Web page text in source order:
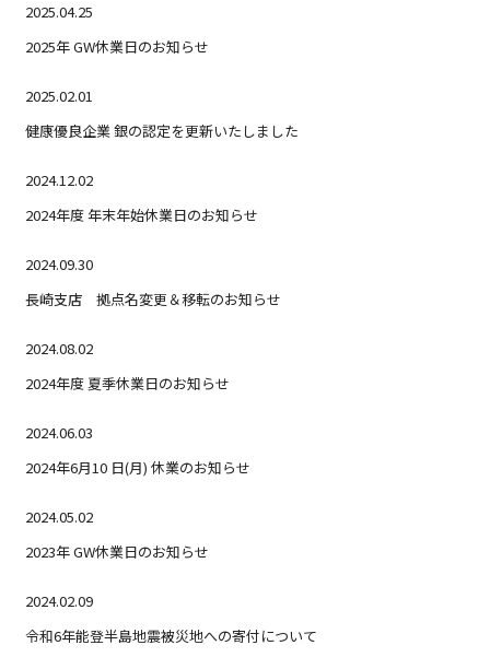
2025.04.25
2025年 GW休業日のお知らせ
2025.02.01
健康優良企業 銀の認定を更新いたしました
2024.12.02
2024年度 年末年始休業日のお知らせ
2024.09.30
長崎支店 拠点名変更＆移転のお知らせ
2024.08.02
2024年度 夏季休業日のお知らせ
2024.06.03
2024年6月10 日(月) 休業のお知らせ
2024.05.02
2023年 GW休業日のお知らせ
2024.02.09
令和6年能登半島地震被災地への寄付について